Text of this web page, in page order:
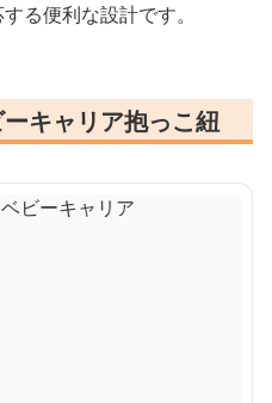
る便利な設計です。
キャリア抱っこ紐